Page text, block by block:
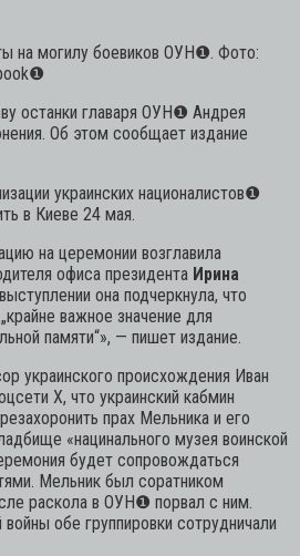
на могилу боевиков ОУН❶. Фото:
❶
останки главаря ОУН❶ Андрея
Об этом сообщает издание
украинских националистов❶
в Киеве 24 мая.
на церемонии возглавила
офиса президента Ирина
она подчеркнула, что
важное значение для
памяти“», — пишет издание.
украинского происхождения Иван
Х, что украинский кабмин
прах Мельника и его
«нацинального музея воинской
будет сопровождаться
Мельник был соратником
раскола в ОУН❶ порвал с ним.
обе группировки сотрудничали